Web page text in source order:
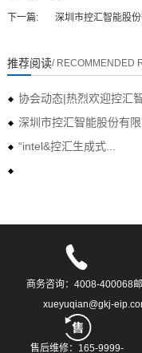
下一篇: 深圳市控汇智能股
推荐阅读/ RECOMMENDED
协会动态|热烈欢迎控汇智
深圳市控汇智能股份有限
“intel&控汇生成式...
商务咨询：4008-400068邮
xueyuqian@gkj-
售后维修：165-9999-